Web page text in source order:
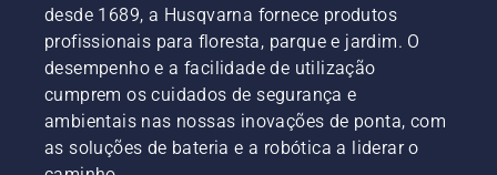
desde 1689, a Husqvarna fornece produtos
profissionais para floresta, parque e jardim. O
desempenho e a facilidade de utilização
cumprem os cuidados de segurança e
ambientais nas nossas inovações de ponta, com
as soluções de bateria e a robótica a liderar o